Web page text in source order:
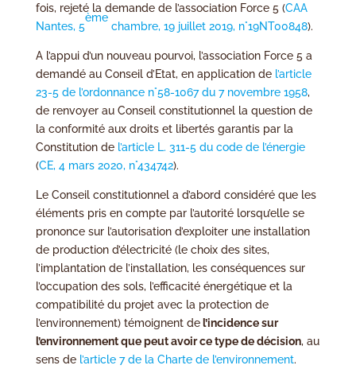
fois, rejeté la demande de l’association Force 5 (CAA
Nantes, 5
ème
chambre, 19 juillet 2019, n°19NT00848).
A l’appui d’un nouveau pourvoi, l’association Force 5 a
demandé au Conseil d’Etat, en application de l’article
23-5 de l’ordonnance n°58-1067 du 7 novembre 1958,
de renvoyer au Conseil constitutionnel la question de
la conformité aux droits et libertés garantis par la
Constitution de l’article L. 311-5 du code de l’énergie
(CE, 4 mars 2020, n°434742).
Le Conseil constitutionnel a d’abord considéré que les
éléments pris en compte par l’autorité lorsqu’elle se
prononce sur l’autorisation d’exploiter une installation
de production d’électricité (le choix des sites,
l’implantation de l’installation, les conséquences sur
l’occupation des sols, l’efficacité énergétique et la
compatibilité du projet avec la protection de
l’environnement) témoignent del’incidence sur
l’environnement que peut avoir ce type de décision, au
sens de l’article 7 de la Charte de l’environnement.